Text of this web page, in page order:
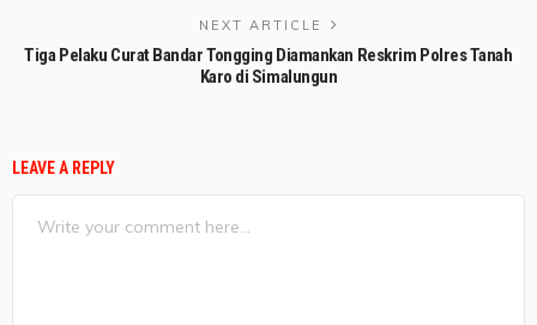
NEXT ARTICLE
Tiga Pelaku Curat Bandar Tongging Diamankan Reskrim Polres Tanah
Karo di Simalungun
LEAVE A REPLY